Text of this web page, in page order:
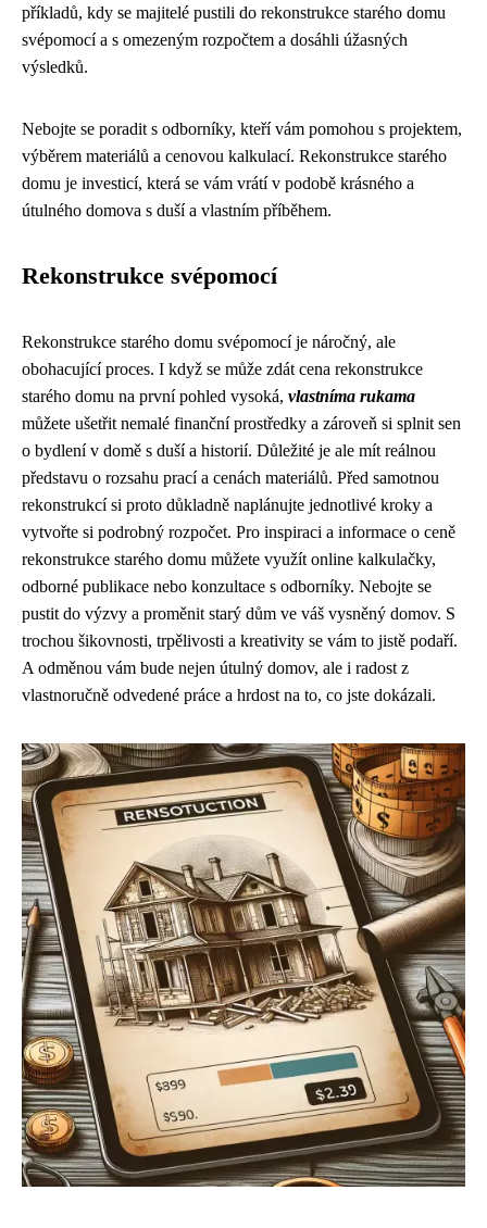
příkladů, kdy se majitelé pustili do rekonstrukce starého domu
svépomocí a s omezeným rozpočtem a dosáhli úžasných
výsledků.
Nebojte se poradit s odborníky, kteří vám pomohou s projektem,
výběrem materiálů a cenovou kalkulací. Rekonstrukce starého
domu je investicí, která se vám vrátí v podobě krásného a
útulného domova s duší a vlastním příběhem.
Rekonstrukce svépomocí
Rekonstrukce starého domu svépomocí je náročný, ale
obohacující proces. I když se může zdát cena rekonstrukce
starého domu na první pohled vysoká, vlastníma rukama
můžete ušetřit nemalé finanční prostředky a zároveň si splnit sen
o bydlení v domě s duší a historií. Důležité je ale mít reálnou
představu o rozsahu prací a cenách materiálů. Před samotnou
rekonstrukcí si proto důkladně naplánujte jednotlivé kroky a
vytvořte si podrobný rozpočet. Pro inspiraci a informace o ceně
rekonstrukce starého domu můžete využít online kalkulačky,
odborné publikace nebo konzultace s odborníky. Nebojte se
pustit do výzvy a proměnit starý dům ve váš vysněný domov. S
trochou šikovnosti, trpělivosti a kreativity se vám to jistě podaří.
A odměnou vám bude nejen útulný domov, ale i radost z
vlastnoručně odvedené práce a hrdost na to, co jste dokázali.